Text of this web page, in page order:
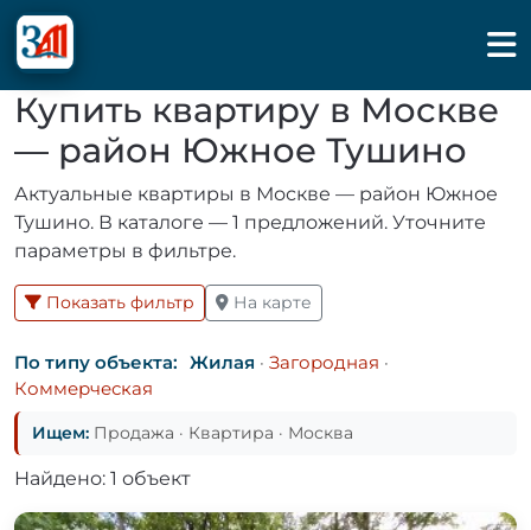
Купить квартиру в Москве
— район Южное Тушино
Актуальные квартиры в Москве — район Южное
Тушино. В каталоге — 1 предложений. Уточните
параметры в фильтре.
Показать фильтр На карте
По типу объекта: Жилая · Загородная ·
Коммерческая
Ищем: Продажа · Квартира · Москва
Найдено: 1 объект